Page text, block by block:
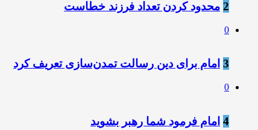
2 محدود کردن تعداد فرزند خطاست
0
3 امام برای دین رسالت تمدن‌سازی تعریف کرد
0
4 امام فرمود شما رهبر بشوید